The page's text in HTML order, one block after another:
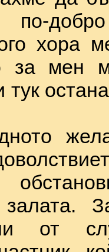
по-
хора
за мен
тук
от